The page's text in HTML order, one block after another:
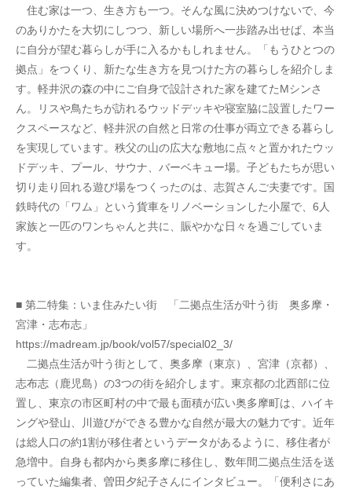
住む家は一つ、生き方も一つ。そんな風に決めつけないで、今
のありかたを大切にしつつ、新しい場所へ一歩踏み出せば、本当
に自分が望む暮らしが手に入るかもしれません。「もうひとつの
拠点」をつくり、新たな生き方を見つけた方の暮らしを紹介しま
す。軽井沢の森の中にご自身で設計された家を建てたMシンさ
ん。リスや鳥たちが訪れるウッドデッキや寝室脇に設置したワー
クスペースなど、軽井沢の自然と日常の仕事が両立できる暮らし
を実現しています。秩父の山の広大な敷地に点々と置かれたウッ
ドデッキ、プール、サウナ、バーベキュー場。子どもたちが思い
切り走り回れる遊び場をつくったのは、志賀さんご夫妻です。国
鉄時代の「ワム」という貨車をリノベーションした小屋で、6人
家族と一匹のワンちゃんと共に、賑やかな日々を過ごしていま
す。
■ 第二特集：いま住みたい街　「二拠点生活が叶う街　奥多摩・
宮津・志布志」
https://madream.jp/book/vol57/special02_3/
二拠点生活が叶う街として、奥多摩（東京）、宮津（京都）、
志布志（鹿児島）の3つの街を紹介します。東京都の北西部に位
置し、東京の市区町村の中で最も面積が広い奥多摩町は、ハイキ
ングや登山、川遊びができる豊かな自然が最大の魅力です。近年
は総人口の約1割が移住者というデータがあるように、移住者が
急増中。自身も都内から奥多摩に移住し、数年間二拠点生活を送
っていた編集者、曽田夕紀子さんにインタビュー。「便利さにあ